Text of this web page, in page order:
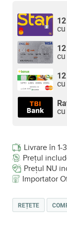
cu
cu
Livrare în 1-
Prețul
Prețul NU
Importator
REȚETE